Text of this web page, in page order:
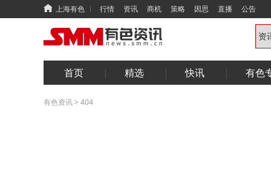
上海有色 行情 资讯 商机 策略 因思 直播 公告
首页 精选 快讯 有色
有色资讯> 404